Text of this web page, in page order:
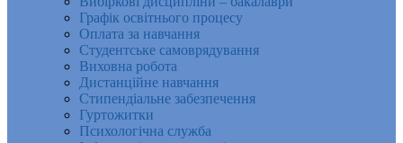
Графік освітнього процесу
Оплата за навчання
Студентське самоврядування
Виховна робота
Дистанційне навчання
Стипендіальне забезпечення
Гуртожитки
Психологічна служба